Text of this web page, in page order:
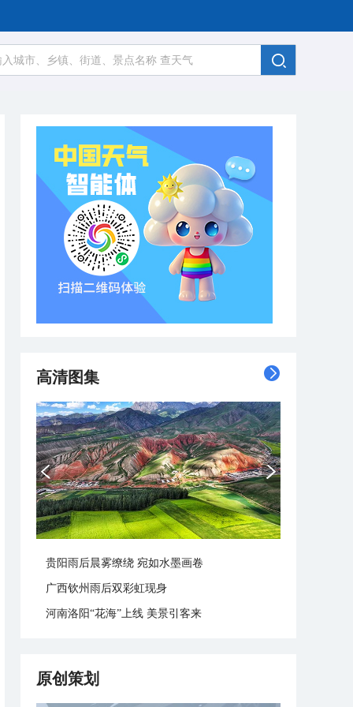
高清图集
贵阳雨后晨雾缭绕 宛如水墨画卷
广西钦州雨后双彩虹现身
河南洛阳“花海”上线 美景引客来
原创策划